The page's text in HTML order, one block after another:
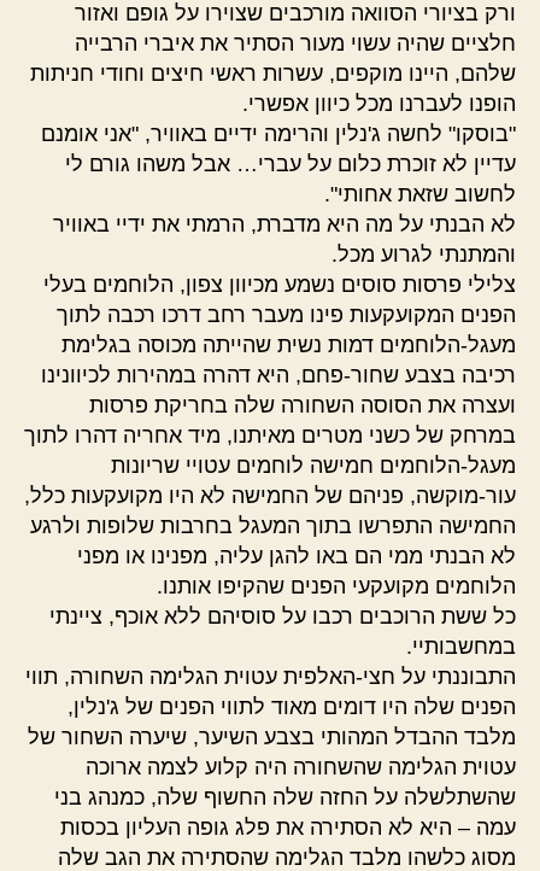
ורק בציורי הסוואה מורכבים שצוירו על גופם ואזור
חלציים שהיה עשוי מעור הסתיר את איברי הרבייה
שלהם, היינו מוקפים, עשרות ראשי חיצים וחודי חניתות
הופנו לעברנו מכל כיוון אפשרי.
"בוסקו" לחשה ג'נלין והרימה ידיים באוויר, "אני אומנם
עדיין לא זוכרת כלום על עברי… אבל משהו גורם לי
לחשוב שזאת אחותי".
לא הבנתי על מה היא מדברת, הרמתי את ידיי באוויר
והמתנתי לגרוע מכל.
צלילי פרסות סוסים נשמע מכיוון צפון, הלוחמים בעלי
הפנים המקועקעות פינו מעבר רחב דרכו רכבה לתוך
מעגל-הלוחמים דמות נשית שהייתה מכוסה בגלימת
רכיבה בצבע שחור-פחם, היא דהרה במהירות לכיוונינו
ועצרה את הסוסה השחורה שלה בחריקת פרסות
במרחק של כשני מטרים מאיתנו, מיד אחריה דהרו לתוך
מעגל-הלוחמים חמישה לוחמים עטויי שריונות
עור-מוקשה, פניהם של החמישה לא היו מקועקעות כלל,
החמישה התפרשו בתוך המעגל בחרבות שלופות ולרגע
לא הבנתי ממי הם באו להגן עליה, מפנינו או מפני
הלוחמים מקועקעי הפנים שהקיפו אותנו.
כל ששת הרוכבים רכבו על סוסיהם ללא אוכף, ציינתי
במחשבותיי.
התבוננתי על חצי-האלפית עטוית הגלימה השחורה, תווי
הפנים שלה היו דומים מאוד לתווי הפנים של ג'נלין,
מלבד ההבדל המהותי בצבע השיער, שיערה השחור של
עטוית הגלימה שהשחורה היה קלוע לצמה ארוכה
שהשתלשלה על החזה שלה החשוף שלה, כמנהג בני
עמה – היא לא הסתירה את פלג גופה העליון בכסות
מסוג כלשהו מלבד הגלימה שהסתירה את הגב שלה